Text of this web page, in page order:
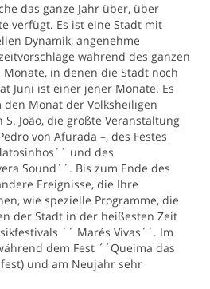
das ganze Jahr über, über
verfügt. Es ist eine Stadt mit
Dynamik, angenehme
während des ganzen
in denen die Stadt noch
Juni ist einer jener Monate. Es
Monat der Volksheiligen
S. João, die größte Veranstaltung
von Afurada –, des Festes
und des
Sound´´. Bis zum Ende des
Ereignisse, die Ihre
wie spezielle Programme, die
der Stadt in der heißesten Zeit
´´ Marés Vivas´´. Im
dem Fest ´´Queima das
und am Neujahr sehr